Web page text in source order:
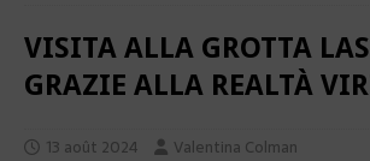
VISITA ALLA GROTTA
GRAZIE ALLA REALTÀ
13 août 2024 Valentina Colman